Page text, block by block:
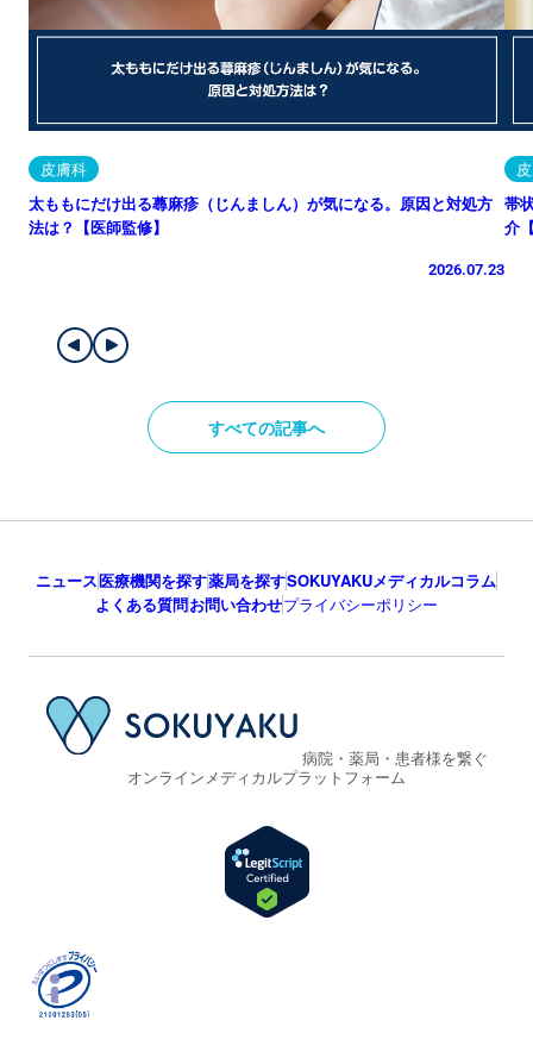
皮膚科
太ももにだけ出る蕁麻疹（じんましん）が気になる。原因と対処方
法は？【医師監修】
2026.07.23
帯
介
すべての記事へ
ニュース医療機関を探す薬局を探すSOKUYAKUメディカルコラム
よくある質問お問い合わせプライバシーポリシー
病院・薬局・患者様を繋ぐ
オンラインメディカルプラットフォーム